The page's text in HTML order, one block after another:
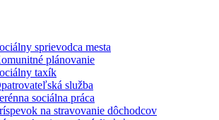
sprievodca mesta
plánovanie
taxík
služba
sociálna práca
na stravovanie dôchodcov